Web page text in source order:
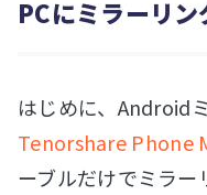
PCにミラーリン
はじめに、Android
Tenorshare Phone
ーブルだけでミラ